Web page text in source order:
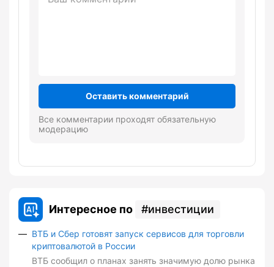
Оставить комментарий
Все комментарии проходят обязательную
модерацию
Интересное по инвестиции
ВТБ и Сбер готовят запуск сервисов для торговли
криптовалютой в России
ВТБ сообщил о планах занять значимую долю рынка